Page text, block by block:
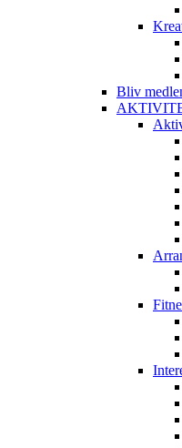
Bliv